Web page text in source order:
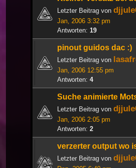
Letzter Beitrag von
Jan, 2006 3:32 pm
Antworten: 19
pinout guidos dac :)
Letzter Beitrag von
Jan, 2006 12:55 pm
Antworten: 4
Suche animierte
Letzter Beitrag von
Jan, 2006 2:05 pm
Antworten: 2
verzerter output wo
Letzter Beitrag von